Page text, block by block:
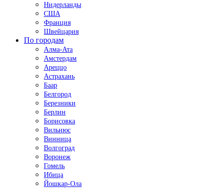
Нидерланды
США
Франция
Швейцария
По городам
Алма-Ата
Амстердам
Ареццо
Астрахань
Баар
Белгород
Березники
Берлин
Борисовка
Вильнюс
Винница
Волгоград
Воронеж
Гомель
Ибица
Йошкар-Ола